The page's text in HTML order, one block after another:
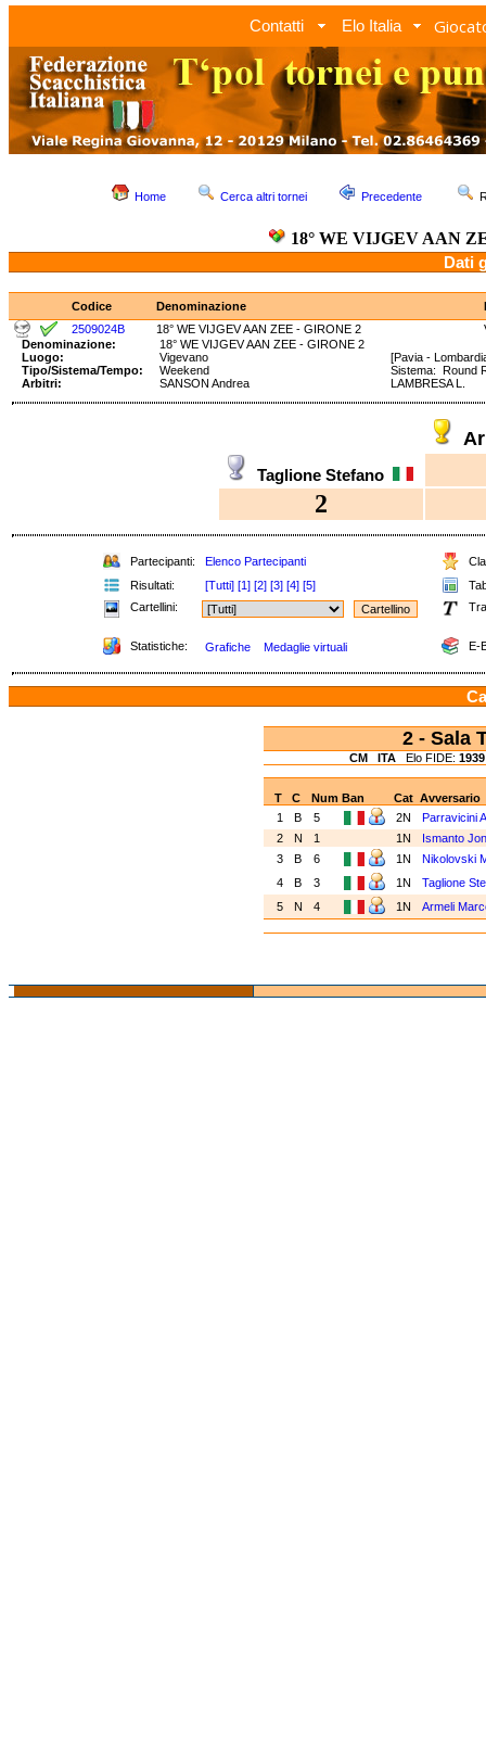
Contatti Elo Italia
Home Cerca altri tornei Precedente
18° WE VIJGEV AAN
Dati
Codice Denominazione
2509024B
18° WE VIJGEV AAN ZEE - GIRONE 2
Denominazione:
18° WE VIJGEV AAN ZEE - GIRONE 2
Luogo:
Vigevano
[Pavia -
Tipo/Sistema/Tempo:
Weekend
Sistema:
Arbitri:
SANSON Andrea LAMBRESA L.
Taglione Stefano
2
Partecipanti: Elenco Partecipanti
Risultati:
[Tutti] [1] [2] [3] [4] [5]
Cartellini:
Statistiche: Grafiche Medaglie virtuali E-
2 - Sala
CM ITAElo FIDE: 1939
T C Num Ban Cat Avversario
1
B 5 2N
Parravicini
2
N 1 1N
Ismanto
3
B 6 1N
Nikolovski
4
B 3 1N
Taglione
5
N 4 1N Armeli